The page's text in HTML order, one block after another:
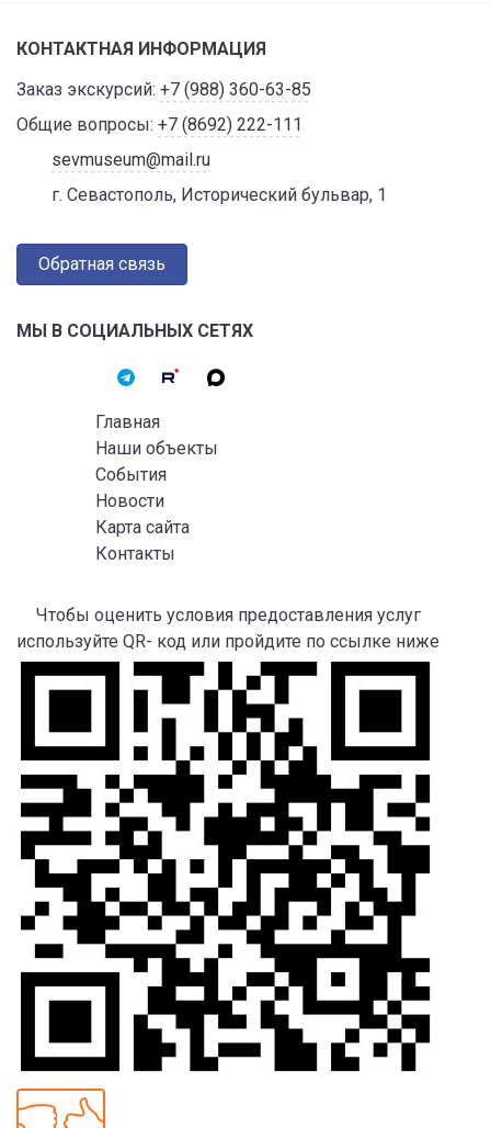
КОНТАКТНАЯ ИНФОРМАЦИЯ
Заказ экскурсий: +7 (988) 360-63-85
Общие вопросы: +7 (8692) 222-111
sevmuseum@mail.ru
г. Севастополь, Исторический бульвар, 1
Обратная связь
МЫ В СОЦИАЛЬНЫХ СЕТЯХ
Главная
Наши объекты
События
Новости
Карта сайта
Контакты
Чтобы оценить условия предоставления услуг
используйте QR- код или пройдите по ссылке ниже